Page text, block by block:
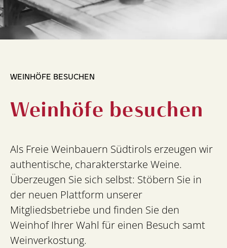
WEINHÖFE BESUCHEN
Weinhöfe besuchen
Als Freie Weinbauern Südtirols erzeugen wir
authentische, charakterstarke Weine.
Überzeugen Sie sich selbst: Stöbern Sie in
der neuen Plattform unserer
Mitgliedsbetriebe und finden Sie den
Weinhof Ihrer Wahl für einen Besuch samt
Weinverkostung.